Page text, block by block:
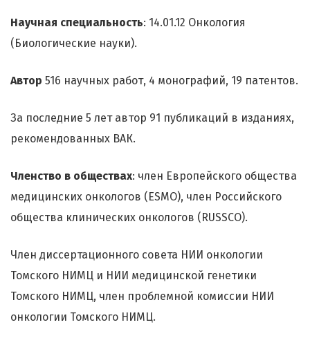
Научная специальность: 14.01.12 Онкология
(Биологические науки).
Автор 516 научных работ, 4 монографий, 19 патентов.
За последние 5 лет автор 91 публикаций в изданиях,
рекомендованных ВАК.
Членство в обществах: член Европейского общества
медицинских онкологов (ESMO), член Российского
общества клинических онкологов (RUSSCO).
Член диссертационного совета НИИ онкологии
Томского НИМЦ и НИИ медицинской генетики
Томского НИМЦ, член проблемной комиссии НИИ
онкологии Томского НИМЦ.